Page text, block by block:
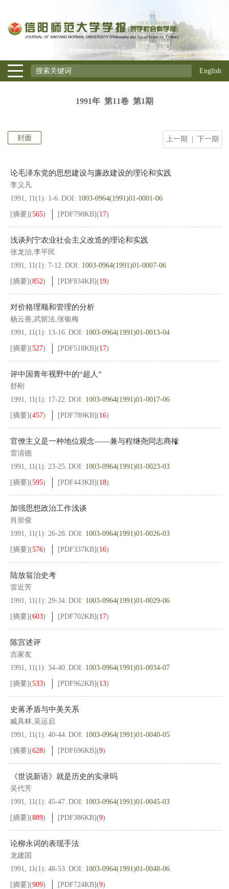
English
1991年 第11卷 第1期
上一期 下一期
封面
论毛泽东党的思想建设与廉政建设的理论和实践
李义凡
1991, 11(1): 1-6. DOI: 1003-0964(1991)01-0001-06
[摘要](565) [PDF798KB](17)
浅谈列宁农业社会主义改造的理论和实践
张龙治,李平民
1991, 11(1): 7-12. DOI: 1003-0964(1991)01-0007-06
[摘要](852) [PDF834KB](19)
对价格理顺和管理的分析
杨云善,武留法,张银梅
1991, 11(1): 13-16. DOI: 1003-0964(1991)01-0013-04
[摘要](527) [PDF518KB](17)
评中国青年视野中的“超人”
舒刚
1991, 11(1): 17-22. DOI: 1003-0964(1991)01-0017-06
[摘要](457) [PDF789KB](16)
官僚主义是一种地位观念——兼与程继尧同志商榷
雷清德
1991, 11(1): 23-25. DOI: 1003-0964(1991)01-0023-03
[摘要](595) [PDF443KB](18)
加强思想政治工作浅谈
肖崇俊
1991, 11(1): 26-28. DOI: 1003-0964(1991)01-0026-03
[摘要](576) [PDF337KB](16)
陆放翁治史考
雷近芳
1991, 11(1): 29-34. DOI: 1003-0964(1991)01-0029-06
[摘要](603) [PDF702KB](17)
陈宫述评
吉家友
1991, 11(1): 34-40. DOI: 1003-0964(1991)01-0034-07
[摘要](533) [PDF962KB](13)
史蒋矛盾与中美关系
臧具林,吴运启
1991, 11(1): 40-44. DOI: 1003-0964(1991)01-0040-05
[摘要](628) [PDF696KB](9)
《世说新语》就是历史的实录吗
吴代芳
1991, 11(1): 45-47. DOI: 1003-0964(1991)01-0045-03
[摘要](889) [PDF386KB](9)
论柳永词的表现手法
龙建国
1991, 11(1): 48-53. DOI: 1003-0964(1991)01-0048-06
[摘要](909) [PDF724KB](9)